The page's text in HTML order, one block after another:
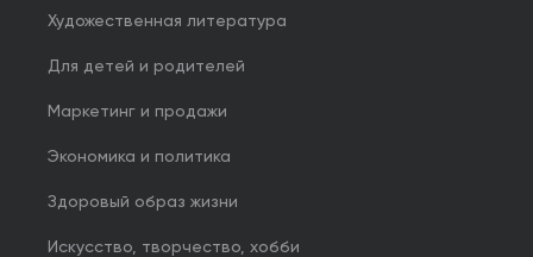
Художественная литература
Для детей и родителей
Маркетинг и продажи
Экономика и политика
Здоровый образ жизни
Искусство, творчество, хобби